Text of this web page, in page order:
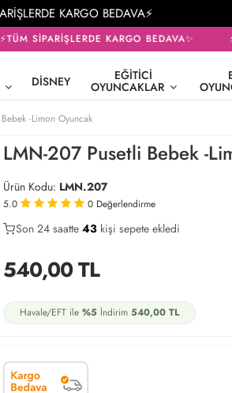
KARGO BEDAVA⚡
SİPARİŞLERDE KARGO BEDAVA✨
DISNEY EĞITICI
OYUNCAKLAR
-Limon Oyuncak
LMN-207 Pusetli Bebek -
Ürün Kodu: LMN.207
5.0 0 Değerlendirme
29
Son 24 saatte 43kişi sepete ekledi
14
540,00TL
Havale/EFT ile %5İndirim 540,00TL